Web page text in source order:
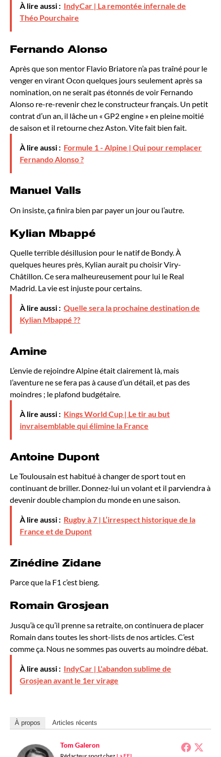
À lire aussi : IndyCar | La remontée infernale de
Théo Pourchaire
Fernando Alonso
Après que son mentor Flavio Briatore n’a pas traîné pour le
venger en virant Ocon quelques jours seulement après sa
nomination, on ne serait pas étonnés de voir Fernando
Alonso re-re-revenir chez le constructeur français. Un petit
contrat d’un an, il lâche un « GP2 engine » en pleine moitié
de saison et il retourne chez Aston. Vite fait bien fait.
À lire aussi : Formule 1 - Alpine | Qui pour remplacer
Fernando Alonso ?
Manuel Valls
On insiste, ça finira bien par payer un jour ou l’autre.
Kylian Mbappé
Quelle terrible désillusion pour le natif de Bondy. À
quelques heures près, Kylian aurait pu choisir Viry-
Châtillon. Ce sera malheureusement pour lui le Real
Madrid. La vie est injuste pour certains.
À lire aussi : Quelle sera la prochaine destination de
Kylian Mbappé ??
Amine
L’envie de rejoindre Alpine était clairement là, mais
l’aventure ne se fera pas à cause d’un détail, et pas des
moindres ; le plafond budgétaire.
À lire aussi : Kings World Cup | Le tir au but
invraisemblable qui élimine la France
Antoine Dupont
Le Toulousain est habitué à changer de sport tout en
continuant de briller. Donnez-lui un volant et il parviendra à
devenir double champion du monde en une saison.
À lire aussi : Rugby à 7 | L’irrespect historique de la
France et de Dupont
Zinédine Zidane
Parce que la F1 c’est bieng.
Romain Grosjean
Jusqu’à ce qu’il prenne sa retraite, on continuera de placer
Romain dans toutes les short-lists de nos articles. C’est
comme ça. Nous ne sommes pas ouverts au moindre débat.
À lire aussi : IndyCar | L'abandon sublime de
Grosjean avant le 1er virage
À propos Articles récents
Tom Galeron